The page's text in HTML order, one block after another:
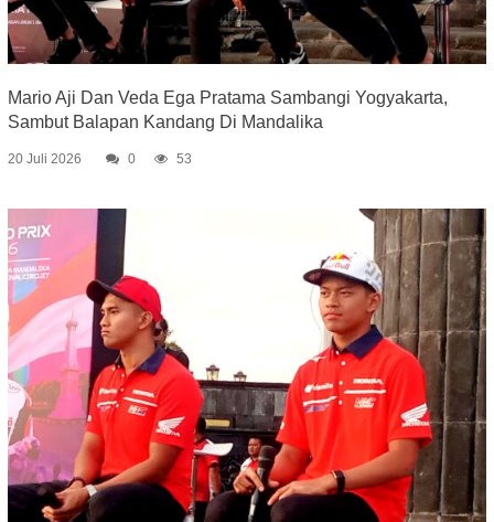
Mario Aji Dan Veda Ega Pratama Sambangi Yogyakarta,
Sambut Balapan Kandang Di Mandalika
20 Juli 2026 0 53